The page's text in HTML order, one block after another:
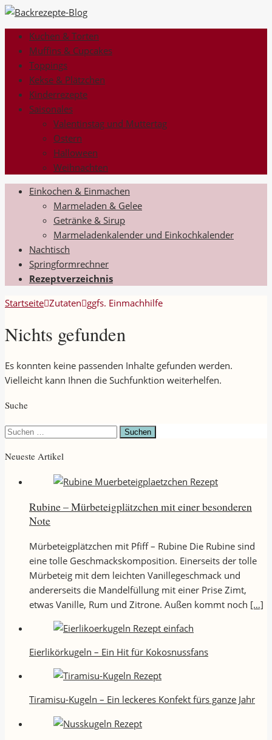
Kuchen & Torten
Muffins & Cupcakes
Toppings
Kekse & Plätzchen
Kinderrezepte
Saisonales
Valentinstag und Muttertag
Ostern
Halloween
Weihnachten
Einkochen & Einmachen
Marmeladen & Gelee
Getränke & Sirup
Marmeladenkalender und Einkochkalender
Nachtisch
Springformrechner
Rezeptverzeichnis
Startseite Zutaten ggfs. Einmachhilfe
Nichts gefunden
Es konnten keine passenden Inhalte gefunden werden.
Vielleicht kann Ihnen die Suchfunktion weiterhelfen.
Suche
Suchen
Neueste Artikel
Rubine – Mürbeteigplätzchen mit einer besonderen
Note
Mürbeteigplätzchen mit Pfiff – Rubine Die Rubine sind
eine tolle Geschmackskomposition. Einerseits der tolle
Mürbeteig mit dem leichten Vanillegeschmack und
andererseits die Mandelfüllung mit einer Prise Zimt,
etwas Vanille, Rum und Zitrone. Außen kommt noch […]
Eierlikörkugeln – Ein Hit für Kokosnussfans
Tiramisu-Kugeln – Ein leckeres Konfekt fürs ganze Jahr